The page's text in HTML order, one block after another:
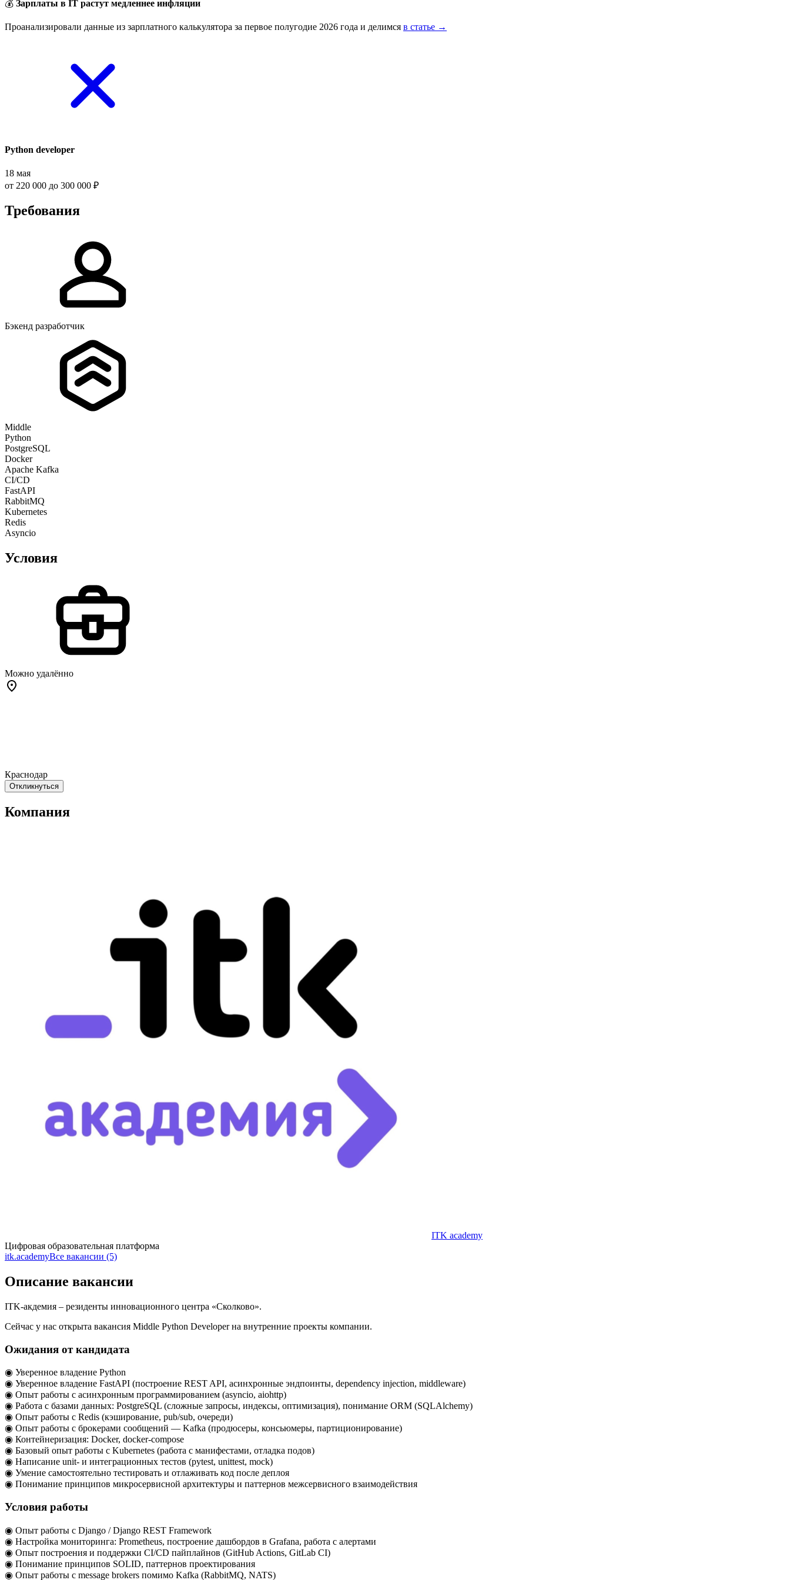
💰 Зарплаты в IT растут медленнее инфляции
Проанализировали данные из зарплатного калькулятора за первое полугодие 2026 года и делимся в статье →
Python developer
18 мая
от 220 000 до 300 000 ₽
Требования
Бэкенд разработчик
Middle
Python
PostgreSQL
Docker
Apache Kafka
CI/CD
FastAPI
RabbitMQ
Kubernetes
Redis
Asyncio
Условия
Можно удалённо
Краснодар
Откликнуться
Компания
ITK academy
Цифровая образовательная платформа
itk.academyВсе вакансии (5)
Описание вакансии
ITK-акдемия – резиденты инновационного центра «Сколково».
Сейчас у нас открыта вакансия Middle Python Developer на внутренние проекты компании.
Ожидания от кандидата
◉ Уверенное владение Python
◉ Уверенное владение FastAPI (построение REST API, асинхронные эндпоинты, dependency injection, middleware)
◉ Опыт работы с асинхронным программированием (asyncio, aiohttp)
◉ Работа с базами данных: PostgreSQL (сложные запросы, индексы, оптимизация), понимание ORM (SQLAlchemy)
◉ Опыт работы с Redis (кэширование, pub/sub, очереди)
◉ Опыт работы с брокерами сообщений — Kafka (продюсеры, консьюмеры, партиционирование)
◉ Контейнеризация: Docker, docker-compose
◉ Базовый опыт работы с Kubernetes (работа с манифестами, отладка подов)
◉ Написание unit- и интеграционных тестов (pytest, unittest, mock)
◉ Умение самостоятельно тестировать и отлаживать код после деплоя
◉ Понимание принципов микросервисной архитектуры и паттернов межсервисного взаимодействия
Условия работы
◉ Опыт работы с Django / Django REST Framework
◉ Настройка мониторинга: Prometheus, построение дашбордов в Grafana, работа с алертами
◉ Опыт построения и поддержки CI/CD пайплайнов (GitHub Actions, GitLab CI)
◉ Понимание принципов SOLID, паттернов проектирования
◉ Опыт работы с message brokers помимо Kafka (RabbitMQ, NATS)